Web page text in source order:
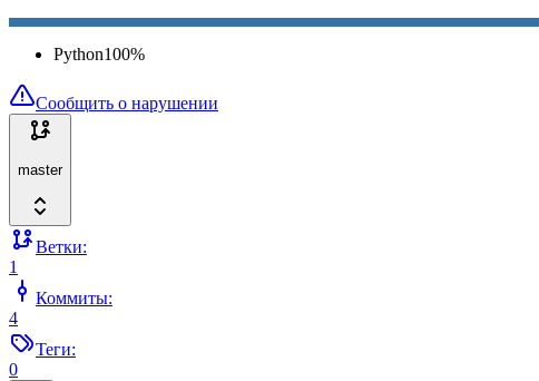
Python100%
Сообщить о нарушении
master
Ветки:
1
Коммиты:
4
Теги:
0